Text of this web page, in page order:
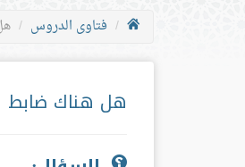
فتاوى الدروس
هل هناك ضابط